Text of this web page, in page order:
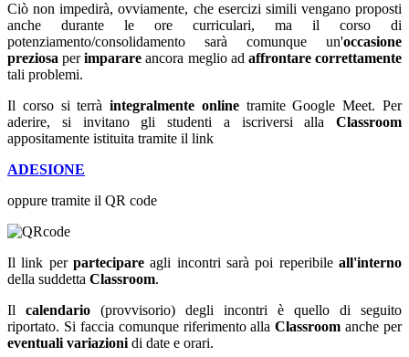
Ciò non impedirà, ovviamente, che esercizi simili vengano proposti
anche durante le ore curriculari, ma il corso di
potenziamento/consolidamento sarà comunque un'occasione
preziosa perimparare ancora meglio ad affrontare correttamente
tali problemi.
Il corso si terràintegralmente onlinetramite Google Meet. Per
aderire, si invitano gli studenti a iscriversi alla Classroom
appositamente istituita tramite il link
ADESIONE
oppure tramite il QR code
Il link per partecipare agli incontri sarà poi reperibile all'interno
della suddetta Classroom.
Il calendario (provvisorio) degli incontri è quello di seguito
riportato. Si faccia comunque riferimento allaClassroom anche per
eventuali variazioni di date e orari.